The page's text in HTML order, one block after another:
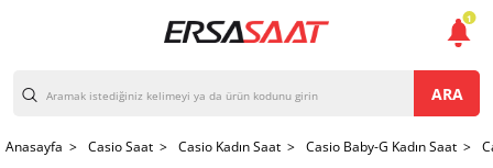
ARA
Anasayfa > Casio Saat > Casio Kadın Saat > Casio Baby-G Kadın Saat >
1